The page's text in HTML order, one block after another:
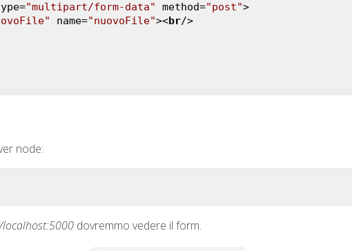
="multipart/form-data" method="post">
name="nuovoFile"><br/>
node:
dovremmo vedere il form.